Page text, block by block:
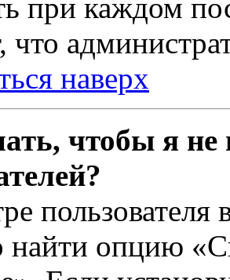
при каждом
что
наверх
чтобы я
опцию